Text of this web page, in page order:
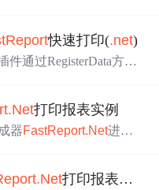
Report快速打印(.net)
件通过RegisterData方法
试打印效果。
.Net打印报表实例
器FastReport.Net进行
平台的报表解决方案，支
.Net打印报表实例